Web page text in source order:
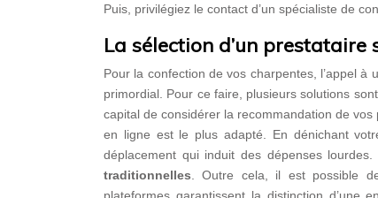
Puis, privilégiez le contact d’un spécialiste de
La sélection d’un prestataire
Pour la confection de vos charpentes, l’appel
primordial. Pour ce faire, plusieurs solutions
capital de considérer la recommandation de
en ligne est le plus adapté. En dénichant
déplacement qui induit des dépenses
traditionnelles . Outre cela, il est possible
plateformes garantissent la distinction d’une